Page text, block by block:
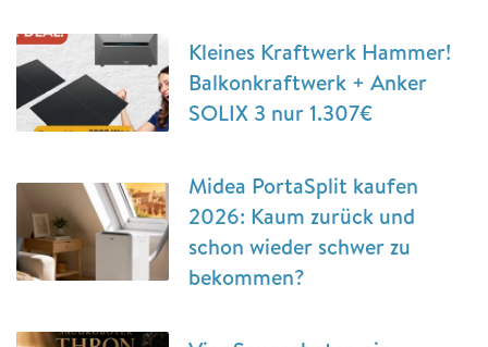
Kleines Kraftwerk Hammer!
Balkonkraftwerk + Anker
SOLIX 3 nur 1.307€
Midea PortaSplit kaufen
2026: Kaum zurück und
schon wieder schwer zu
bekommen?